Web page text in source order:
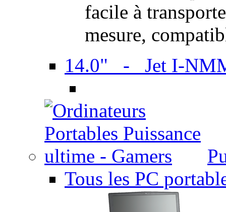
facile à
mesure,
14.0" - Jet I-
Tous les PC